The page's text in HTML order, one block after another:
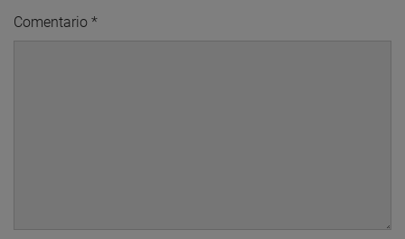
Comentario *